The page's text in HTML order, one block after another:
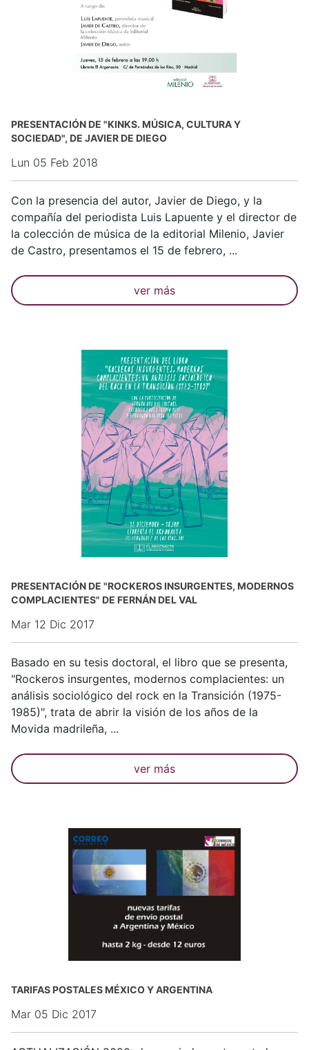
PRESENTACIÓN DE "KINKS. MÚSICA, CULTURA Y
SOCIEDAD", DE JAVIER DE DIEGO
Lun 05 Feb 2018
Con la presencia del autor, Javier de Diego, y la
compañía del periodista Luis Lapuente y el director de
la colección de música de la editorial Milenio, Javier
de Castro, presentamos el 15 de febrero, ...
ver más
PRESENTACIÓN DE "ROCKEROS INSURGENTES, MODERNOS
COMPLACIENTES" DE FERNÁN DEL VAL
Mar 12 Dic 2017
Basado en su tesis doctoral, el libro que se presenta,
"Rockeros insurgentes, modernos complacientes: un
análisis sociológico del rock en la Transición (1975-
1985)", trata de abrir la visión de los años de la
Movida madrileña, ...
ver más
TARIFAS POSTALES MÉXICO Y ARGENTINA
Mar 05 Dic 2017